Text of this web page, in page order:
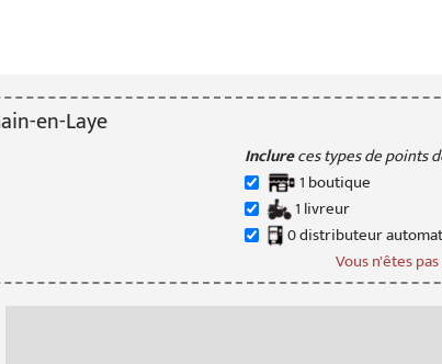
en-Laye
Inclureces types de points
1 boutique
1 livreur
0distributeur
Vous n'êtes